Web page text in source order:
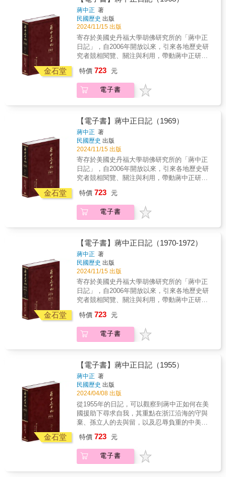
想。 冷戰高峰時期，中華民國與美國之間成
為最堅實盟邦，然而兩方政府高層決策者對於
許多重要議題的分歧看法，顯然無法有效彌
合，越南戰事升高、反攻大陸準備與對美外
交，構成了1965年蔣中正心中念茲在茲的幾大
重要決策核心議題。這一年內兩國之間諸多協
商以及在臺海地區所發生的事端，對中華民國
政府帶來深遠影響。蔣中正欲將反攻行動與越
泥沼的美國總統詹森（Lyndon B. Johnson）而
言，根本無法接受。隨著美政府投入龐大資源
於中南半島，華府對臺灣的防衛承諾開始捉襟
見肘，而「八六」與烏坵兩場海戰的慘痛傷
亡，也讓蔣中正逐步放棄武力反攻的企圖心，
將原本積極策劃「自力主動反攻」之戰略，調
整為利用外在情勢發展而「待機反攻」。 本
年日記主要內容包括：越戰帶來的反攻曙光、
兩場海戰澆熄反攻火花、外交事務憂心忡忡。
歲，外賓對他印象是「看起來年長，不過很健
康，臉色紅潤，顯然還具有自主能力」。但美
國也開始預測「後蔣（中正）時代」的可能政
局發展，視臺灣人遭到排除於中央政治參與之
外為臺灣政治的根本問題，但積極看待臺灣
人、外省人是否願意在經濟發展下尋求共同利
益—安定，因此形成的新平衡關係。蔣中正持
國的健康，待機而動。 本年日記主要內容包
括：副總統人事佈局、第四任正副總統選舉及
其後、萬千糾結USA、冷戰價值保臺灣、文化
為不易。本書根據蔣中正親筆書寫的日記手
稿，以逐字打字校對的方式，忠實呈現日記的
原貌。對日記涉及的人物與事件，詳加註釋，
力求周延，書後並附索引，方便讀者的索解運
用。是海內外最具正統、真實、權威之版本。
★本書獨家特色★ 1. 以手稿本為依據，真實
鍵錄 2. 審慎校對，錯漏別字，詳細註記 3. 加
註人名及重要史事，方便檢閱 4. 專家學者撰寫
選珍貴照片 6. 每冊並附索引，以利檢索 7. 國
史館唯一授權，海內外最正統版本 ◆個人捧
讀．學者研究．傳家珍典．圖書庋藏．權威必
十歲，受到周密醫療監督及照顧，健康狀況尚
屬穩定。但是睡眠狀況不佳，引發情緒不穩
定，為部分人士所知。從蔣中正睡眠狀況，正
好反映他為外界刺激如何回應多所困擾的現
實。 本年日記主要內容包括：美換大使百感
交集、六日戰爭的啟發、中美兩國利益不同、
外交歧路漸行漸遠、亞洲團結越泰前線、內部
神的恩典。
金石堂
蔣中正 著
民國歷史 出版
2024/11/15 出版
寄存於美國史丹福大學胡佛研究所的「蔣中正
日記」，自2006年開放以來，引來各地歷史研
究者競相閱覽、關注與利用，帶動蔣中正研究
館，民國歷史文化學社取得國史館獨家授權，
2023年10月31日率先出版1948年至1954年蔣中
正第一任總統任期間日記，共七冊；2024年4月
期內日記。 以毛筆行草的日記原稿，閱讀實
為不易。本書根據蔣中正親筆書寫的日記手
稿，以逐字打字校對的方式，忠實呈現日記的
原貌。對日記涉及的人物與事件，詳加註釋，
力求周延，書後並附索引，方便讀者的索解運
用。是海內外最具正統、真實、權威之版本。
★本書獨家特色★ 1. 以手稿本為依據，真實
鍵錄 2. 審慎校對，錯漏別字，詳細註記 3. 加
註人名及重要史事，方便檢閱 4. 專家學者撰寫
選珍貴照片 6. 每冊並附索引，以利檢索 7. 國
史館唯一授權，海內外最正統版本 ◆個人捧
讀．學者研究．傳家珍典．圖書庋藏．權威必
備◆ 愧疚與焦慮交織 蔣中正身為八旬長者，
每日行事在基本規律中維持彈性。晨間五時前
後起床早課，靜思祈禱讀經、作體操、聽報。
上午辦公會客。正午餐前午休一至二小時。下
午以批閱公文、約會、剪報、思考時局、讀書
為主。晚餐前後散步遊覽。晚上十時前就寢。
但1968年的時事發展對蔣中正來說，是個心理
上愧疚與焦慮交織的一年。 1968年在東亞世
界可說是波動而未見安定的一年，臺灣在同一
期間是相對平靜的。這般平靜在蔣中正獲知蔣
母之墓毀壞後遭到打破。1968年底，八旬老者
蔣中正政權穩固，同時內心懷著愧疚，以感恩
要內容包括：蘆墓未祀而已毀、「實踐小組」
的結束、軍中人事的考核、魔鬼試探的外交、
對愛子既愛且憂、政務黨務莫奈何。
特價 723 元
電子書
金石堂
【電子書】蔣中正日記（1969）
蔣中正 著
民國歷史 出版
2024/11/15 出版
寄存於美國史丹福大學胡佛研究所的「蔣中正
日記」，自2006年開放以來，引來各地歷史研
究者競相閱覽、關注與利用，帶動蔣中正研究
館，民國歷史文化學社取得國史館獨家授權，
2023年10月31日率先出版1948年至1954年蔣中
正第一任總統任期間日記，共七冊；2024年4月
期內日記。 以毛筆行草的日記原稿，閱讀實
為不易。本書根據蔣中正親筆書寫的日記手
稿，以逐字打字校對的方式，忠實呈現日記的
原貌。對日記涉及的人物與事件，詳加註釋，
力求周延，書後並附索引，方便讀者的索解運
用。是海內外最具正統、真實、權威之版本。
★本書獨家特色★ 1. 以手稿本為依據，真實
鍵錄 2. 審慎校對，錯漏別字，詳細註記 3. 加
註人名及重要史事，方便檢閱 4. 專家學者撰寫
選珍貴照片 6. 每冊並附索引，以利檢索 7. 國
史館唯一授權，海內外最正統版本 ◆個人捧
讀．學者研究．傳家珍典．圖書庋藏．權威必
備◆ 從「冷戰」往「太平」前行的浪潮襲來之
前 1969年9月16日，蔣中正、宋美齡夫婦搭乘
總統座車，在陽明山遭遇車禍。蔣中正胸腔因
遭撞擊導致心臟瓣膜受傷，健康狀況從此每況
愈下。蔣中正硬撐於車禍後六天（9月22日）恢
復出席重要公開活動，積極問事、追蹤進度。
蔣中正也不信自己命運如拿破崙晚年一般終老
於島上。在在顯示出不輕言放棄權力、不認老
的內在心理。 蔣中正對調查車禍情形時，衛
戍師長的「不承認」言行感到在意。蔣中正的
觀感，涉及軍人武德觀「誠實」、「負責」、
「忠實」與否的考量及研判，呈現對高級軍官
特價 723 元
電子書
金石堂
【電子書】蔣中正日記（1970-1972）
蔣中正 著
民國歷史 出版
2024/11/15 出版
寄存於美國史丹福大學胡佛研究所的「蔣中正
日記」，自2006年開放以來，引來各地歷史研
究者競相閱覽、關注與利用，帶動蔣中正研究
館，民國歷史文化學社取得國史館獨家授權，
2023年10月31日率先出版1948年至1954年蔣中
正第一任總統任期間日記，共七冊；2024年4月
期內日記。 以毛筆行草的日記原稿，閱讀實
為不易。本書根據蔣中正親筆書寫的日記手
稿，以逐字打字校對的方式，忠實呈現日記的
原貌。對日記涉及的人物與事件，詳加註釋，
力求周延，書後並附索引，方便讀者的索解運
用。是海內外最具正統、真實、權威之版本。
★本書獨家特色★ 1. 以手稿本為依據，真實
鍵錄 2. 審慎校對，錯漏別字，詳細註記 3. 加
註人名及重要史事，方便檢閱 4. 專家學者撰寫
選珍貴照片 6. 每冊並附索引，以利檢索 7. 國
史館唯一授權，海內外最正統版本 ◆個人捧
讀．學者研究．傳家珍典．圖書庋藏．權威必
特價 723 元
電子書
金石堂
【電子書】蔣中正日記（1955）
蔣中正 著
民國歷史 出版
2024/04/08 出版
從1955年的日記，可以觀察到蔣中正如何在美
國援助下尋求自我，其重點在浙江沿海的守與
棄、孫立人的去與留，以及忍辱負重的中美情
美共同防禦條約》的談判，範圍並未包含金
門、馬祖與其他大陸沿海島嶼。1月，中共發動
一江山戰役，首次展開陸、海、空三軍聯合作
特價 723 元
電子書